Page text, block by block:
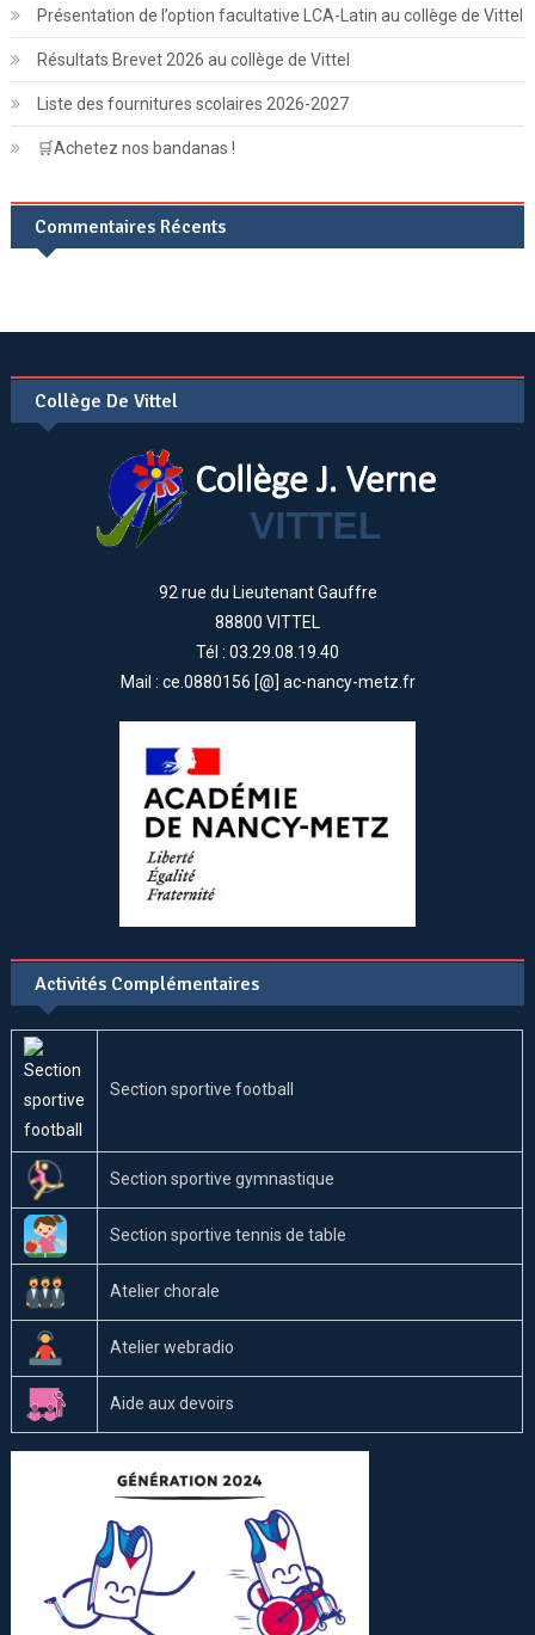
Présentation de l’option facultative LCA-Latin au collège de Vittel
Résultats Brevet 2026 au collège de Vittel
Liste des fournitures scolaires 2026-2027
🛒Achetez nos bandanas !
Commentaires Récents
Collège De Vittel
92 rue du Lieutenant Gauffre
88800 VITTEL
Tél : 03.29.08.19.40
Mail : ce.0880156 [@] ac-nancy-metz.fr
Activités Complémentaires
Section sportive football
Section sportive gymnastique
Section sportive tennis de table
Atelier chorale
Atelier webradio
Aide aux devoirs